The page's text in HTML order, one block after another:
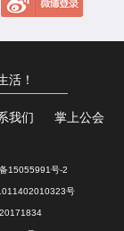
活！
我们 掌上公会
15055991号-2
号